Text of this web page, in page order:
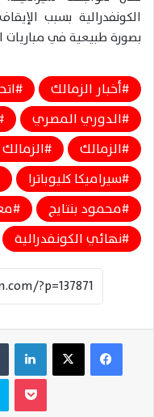
الكونفدرالية بسبب
بصورة طبيعية في مباريات
أخبار الزمالك
الدوري المصري
الزمالك
سيراميكا كليوباترا
محمود بنتايج
نهائي الكونفدرالية
فيسبوك ‫X لينكدإن